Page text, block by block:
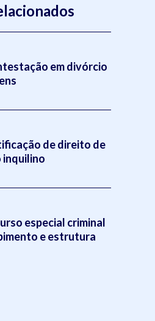
em divórcio
de direito de
inquilino
especial criminal
e estrutura